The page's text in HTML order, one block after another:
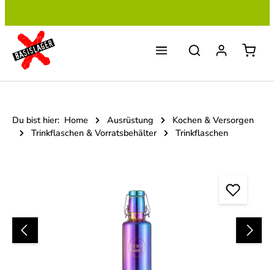
Du bist hier: Home Ausrüstung
Kochen & Versorgen
Trinkflaschen & Vorratsbehälter
Trinkflaschen